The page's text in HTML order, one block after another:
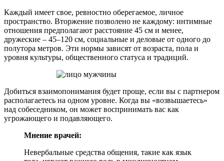
Каждый имеет свое, ревностно оберегаемое, личное
пространство. Вторжение позволено не каждому: интимные
отношения предполагают расстояние 45 см и менее,
дружеские – 45–120 см, социальные и деловые от одного до
полутора метров. Эти нормы зависят от возраста, пола и
уровня культуры, общественного статуса и традиций.
Добиться взаимопонимания будет проще, если вы с партнером
располагаетесь на одном уровне. Когда вы «возвышаетесь»
над собеседником, он может воспринимать вас как
угрожающего и подавляющего.
Мнение врачей:
Невербальные средства общения, такие как язык